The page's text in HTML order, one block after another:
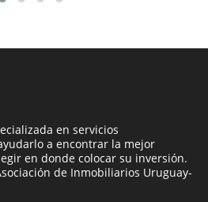
en servicios
a encontrar la mejor
en donde colocar su inversión.
de Inmobiliarios Uruguay-